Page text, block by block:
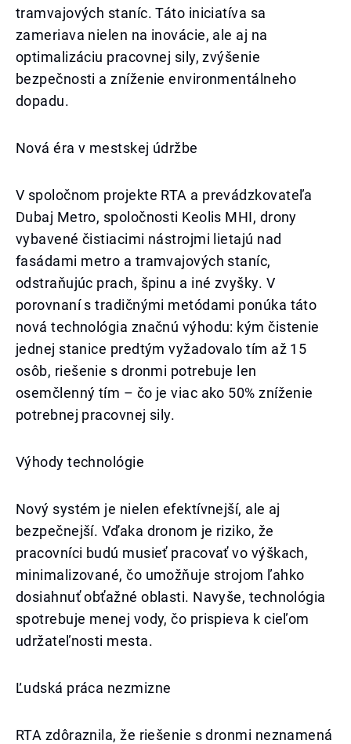
tramvajových staníc. Táto iniciatíva sa
zameriava nielen na inovácie, ale aj na
optimalizáciu pracovnej sily, zvýšenie
bezpečnosti a zníženie environmentálneho
dopadu.
Nová éra v mestskej údržbe
V spoločnom projekte RTA a prevádzkovateľa
Dubaj Metro, spoločnosti Keolis MHI, drony
vybavené čistiacimi nástrojmi lietajú nad
fasádami metro a tramvajových staníc,
odstraňujúc prach, špinu a iné zvyšky. V
porovnaní s tradičnými metódami ponúka táto
nová technológia značnú výhodu: kým čistenie
jednej stanice predtým vyžadovalo tím až 15
osôb, riešenie s dronmi potrebuje len
osemčlenný tím – čo je viac ako 50% zníženie
potrebnej pracovnej sily.
Výhody technológie
Nový systém je nielen efektívnejší, ale aj
bezpečnejší. Vďaka dronom je riziko, že
pracovníci budú musieť pracovať vo výškach,
minimalizované, čo umožňuje strojom ľahko
dosiahnuť obťažné oblasti. Navyše, technológia
spotrebuje menej vody, čo prispieva k cieľom
udržateľnosti mesta.
Ľudská práca nezmizne
RTA zdôraznila, že riešenie s dronmi neznamená